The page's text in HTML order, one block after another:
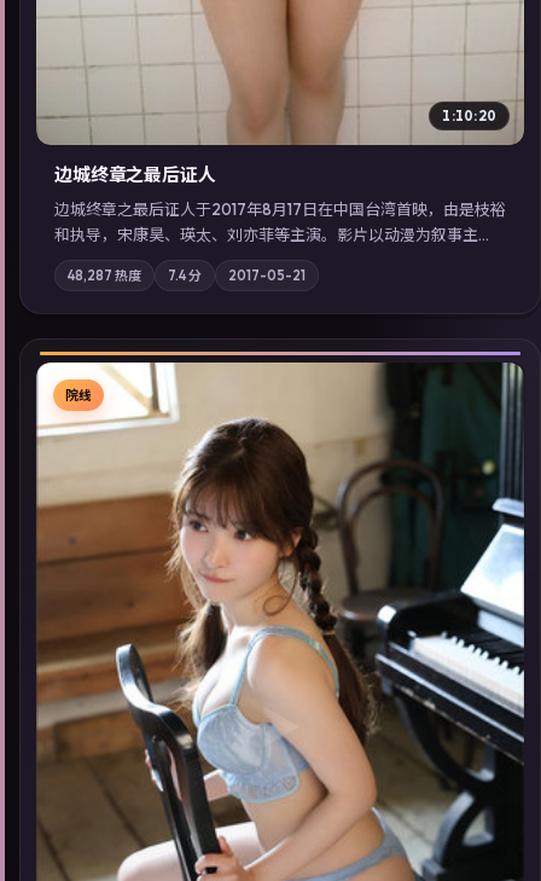
1:10:20
边城终章之最后证人
边城终章之最后证人于2017年8月17日在中国台湾首映，由是枝裕
和执导，宋康昊、瑛太、刘亦菲等主演。影片以动漫为叙事主
轴，两代人的执念在暴风雨夜正面相撞；摄影与配乐强化地域气
质；站内亦可通过「国产免费观看高清电视剧在线看」延展检索
同类型高分佳作，畅享高清在线追剧体验。
48,287 热度 7.4分 2017-05-21
▶
院线